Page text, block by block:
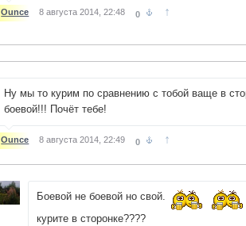
Ounce 8 августа 2014, 22:48 0 ↑
Ну мы то курим по сравнению с тобой ваще в
боевой!!! Почёт тебе!
Ounce 8 августа 2014, 22:49 0 ↑
Боевой не боевой но свой.
курите в сторонке????